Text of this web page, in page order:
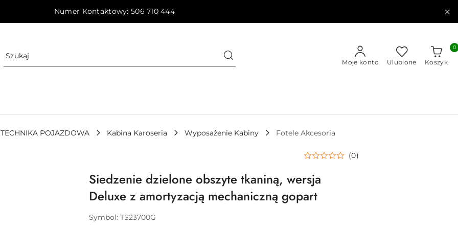
Numer Kontaktowy: 506 710 444
Moje konto Ulubione Koszyk
0
TECHNIKA POJAZDOWA Kabina Karoseria Wyposażenie Kabiny Fotele Akcesoria
(0)
Siedzenie dzielone obszyte tkaniną, wersja
Deluxe z amortyzacją mechaniczną gopart
Symbol: TS23700G